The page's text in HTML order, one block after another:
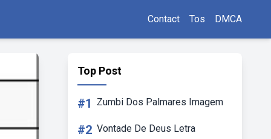
Contact Tos DMCA
Top Post
#1 Zumbi Dos Palmares Imagem
#2 Vontade De Deus Letra